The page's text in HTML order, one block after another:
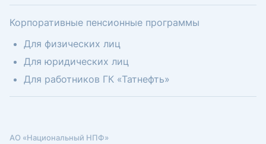
Корпоративные пенсионные программы
Для физических лиц
Для юридических лиц
Для работников ГК «Татнефть»
АО «Национальный НПФ»